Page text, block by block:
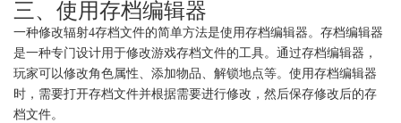
三、使用存档编辑器
一种修改辐射4存档文件的简单方法是使用存档编辑器。存档编辑器
是一种专门设计用于修改游戏存档文件的工具。通过存档编辑器，
玩家可以修改角色属性、添加物品、解锁地点等。使用存档编辑器
时，需要打开存档文件并根据需要进行修改，然后保存修改后的存
档文件。